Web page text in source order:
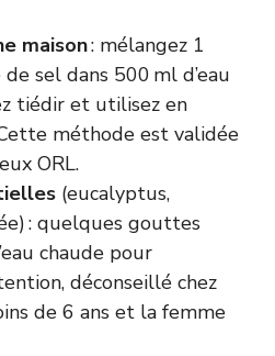
maison: mélangez 1
sel dans 500 ml d’eau
tiédir et utilisez en
méthode est validée
ORL.
(eucalyptus,
: quelques gouttes
chaude pour
déconseillé chez
de 6 ans et la femme